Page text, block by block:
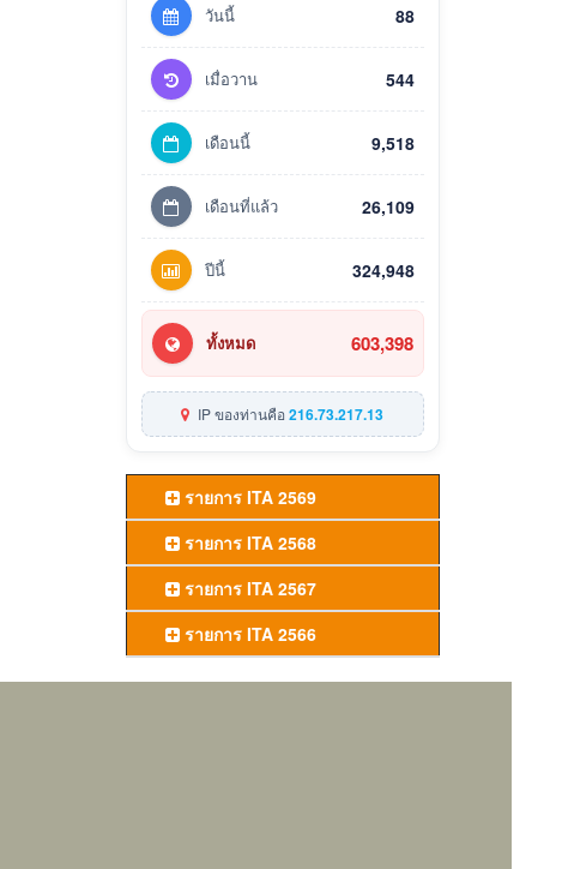
วันนี้ 88
เมื่อวาน 544
เดือนนี้ 9,518
เดือนที่แล้ว 26,109
ปีนี้ 324,948
ทั้งหมด 603,398
IP ของท่านคือ216.73.217.13
รายการ ITA 2569
รายการ ITA 2568
รายการ ITA 2567
รายการ ITA 2566